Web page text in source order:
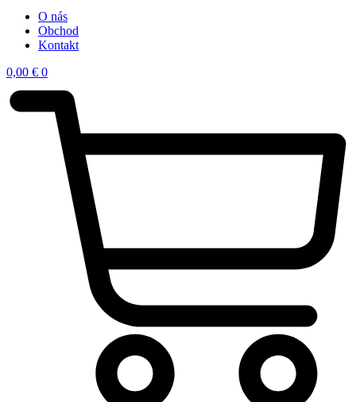
O nás
Obchod
Kontakt
0,00 € 0